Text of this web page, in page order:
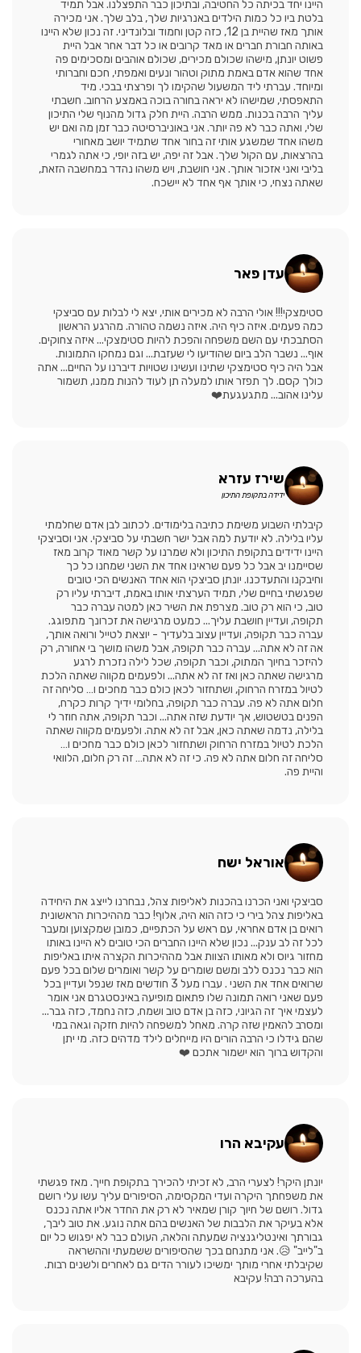
היינו יחד בכיתה כל החטיבה, ובתיכון כבר התפצלנו. אבל תמיד
בלטת ביו כל כמות הילדים באנרגיות שלך, בלב שלך. אני מכירה
אותך מאז שהיית בן 12, כזה קטן וחמוד ובלונדיני. זה נכון שלא היינו
באותה חבורת חברים או מאד קרובים או כל דבר אחר אבל היית
פשוט יונתן, מישהו שכולם מכירים, שכולם אוהבים ומסכימים פה
אחד שהוא אדם באמת מתוק וטהור ונעים ואמפתי, חכם וחברותי
ומיוחד. עברתי ליד המשעול שהקימו לך ופרצתי בבכי. מיד
התאפסתי, שמישהו לא יראה בחורה בוכה באמצע הרחוב. חשבתי
עליך הרבה בכנות. ממש הרבה. היית חלק גדול מהנוף שלי התיכון
שלי, ואתה כבר לא פה יותר. אני באוניברסיטה כבר זמן מה ואם יש
משהו אחד שמשגע אותי זה בחור אחד שתמיד יושב מאחורי
בהרצאות, עם הקול שלך. אבל זה יפה, יש בזה יופי, כי אתה לגמרי
בליבי ואני אזכור אותך. אני חושבת, ויש משהו נהדר במחשבה הזאת,
שאתה נצחי, כי אותך אף אחד לא יישכח.
עדן פאר
סטימצקי!!! אולי הרבה לא מכירים אותי, יצא לי לבלות עם סביצקי
כמה פעמים. איזה כיף היה. איזה נשמה טהורה. מהרגע הראשון
הסתבכתי עם השם משפחה והפכת להיות סטימצקי... איזה צחוקים.
אוף... נשבר הלב ביום שהודיעו לי שעזבת... וגם נמחקו התמונות.
אבל היה כיף סטימצקי שתינו ועשינו שטויות דיברנו על החיים... אתה
כולך קסם. לך תפזר אותו למעלה תן לעוד להנות ממנו, תשמור
עלינו אהוב... מתגעגעת❤️
שירז עזרא
ידידה בתקופת התיכון
קיבלתי השבוע משימת כתיבה בלימודים. לכתוב לבן אדם שחלמתי
עליו בלילה. לא יודעת למה אבל ישר חשבתי על סביצקי. אני וסביצקי
היינו ידידים בתקופת התיכון ולא שמרנו על קשר מאוד קרוב מאז
שסיימנו יב אבל כל פעם שראינו אחד את השני שמחנו כל כך
וחיבקנו והתעדכנו. יונתן סביצקי הוא אחד האנשים הכי טובים
שפגשתי בחיים שלי, תמיד הערצתי אותו באמת, דיברתי עליו רק
טוב, כי הוא רק טוב. מצרפת את השיר כאן למטה עברה כבר
תקופה, ועדיין חושבת עליך... כמעט מרגישה את זכרונך מתפוגג.
עברה כבר תקופה, ועדיין עצוב בלעדיך - יוצאת לטייל ורואה אותך,
אה זה לא אתה... עברה כבר תקופה, אבל משהו מושך בי אחורה, רק
להיזכר בחיוך המתוק, וכבר תקופה, שכל לילה נזכרת לרגע
מרגישה שאתה כאן ואז זה לא אתה... ולפעמים מקווה שאתה הלכת
לטיול במזרח הרחוק, ושתחזור לכאן כולם כבר מחכים ו… סליחה זה
חלום אתה לא פה. עברה כבר תקופה, בחלומי ידיך קרות כקרח,
הפנים בטשטוש, אך יודעת שזה אתה... וכבר תקופה, אתה חוזר לי
בלילה, נדמה שאתה כאן, אבל זה לא אתה. ולפעמים מקווה שאתה
הלכת לטיול במזרח הרחוק ושתחזור לכאן כולם כבר מחכים ו…
סליחה זה חלום אתה לא פה. כי זה לא אתה… זה רק חלום, הלוואי
והיית פה.
אוראל ישח
סביצקי ואני הכרנו בהכנות לאליפות צהל, נבחרנו לייצג את היחידה
באליפות צהל בירי כי כזה הוא היה, אלוף! כבר מההיכרות הראשונית
רואים בן אדם אחראי, עם ראש על הכתפיים, כמובן שמקצוען ומעבר
לכל זה לב ענק... נכון שלא היינו החברים הכי טובים לא היינו באותו
מחזור גיוס ולא מאותו הצוות אבל מההיכרות הקצרה איתו באליפות
הוא כבר נכנס ללב ומשם שומרים על קשר ואומרים שלום בכל פעם
שרואים אחד את השני . עברו מעל 3 חודשים מאז שנפל ועדיין בכל
פעם שאני רואה תמונה שלו פתאום מופיעה באינסטגרם אני אומר
לעצמי איך זה הגיוני, כזה בן אדם טוב ושמח, כזה נחמד, כזה גבר...
ומסרב להאמין שזה קרה. מאחל למשפחה להיות חזקה וגאה במי
שהם גידלו כי הרבה הורים היו מייחלים לילד מדהים כזה. מי יתן
והקדוש ברוך הוא ישמור אתכם ❤️
עקיבא הרו
יונתן היקר! לצערי הרב, לא זכיתי להכירך בתקופת חייך. מאז פגשתי
את משפחתך היקרה ועדי המקסימה, הסיפורים עליך עשו עלי רושם
גדול. רושם של חיוך קורן שמאיר לא רק את החדר אליו אתה נכנס
אלא בעיקר את הלבבות של האנשים בהם אתה נוגע. את טוב ליבך,
גבורתך ואינטליגנציה שמעתה והלאה, העולם כבר לא יפגוש כל יום
ב"לייב" 😥. אני מתנחם בכך שהסיפורים ששמעתי וההשראה
שקיבלתי אחרי מותך ימשיכו לעורר הדים גם לאחרים ולשנים רבות.
בהערכה רבה! עקיבא